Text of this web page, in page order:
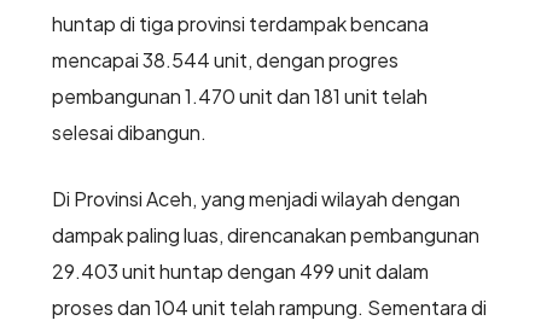
huntap di tiga provinsi terdampak bencana
mencapai 38.544 unit, dengan progres
pembangunan 1.470 unit dan 181 unit telah
selesai dibangun.
Di Provinsi Aceh, yang menjadi wilayah dengan
dampak paling luas, direncanakan pembangunan
29.403 unit huntap dengan 499 unit dalam
proses dan 104 unit telah rampung. Sementara di